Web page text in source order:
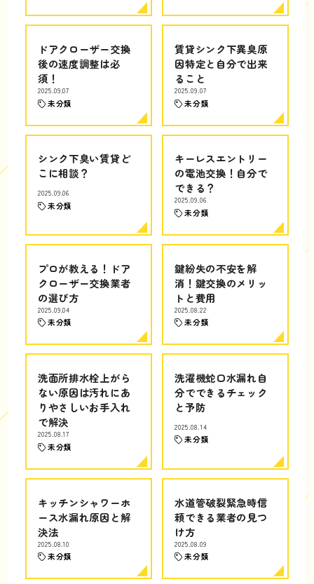
ドアクローザー交換
後の速度調整は必
須！
2025.09.07
未分類
賃貸シンク下異臭原
因特定と自分で出来
ること
2025.09.07
未分類
シンク下臭い賃貸ど
こに相談？
2025.09.06
未分類
キーレスエントリー
の電池交換！自分で
できる？
2025.09.06
未分類
プロが教える！ドア
クローザー交換業者
の選び方
2025.09.04
未分類
鍵紛失の不安を解
消！鍵交換のメリッ
トと費用
2025.08.22
未分類
洗面所排水栓上がら
ない原因は汚れにあ
りやさしいお手入れ
で解決
2025.08.17
未分類
洗濯機蛇口水漏れ自
分でできるチェック
と予防
2025.08.14
未分類
キッチンシャワーホ
ース水漏れ原因と解
決法
2025.08.10
未分類
水道管破裂緊急時信
頼できる業者の見つ
け方
2025.08.09
未分類